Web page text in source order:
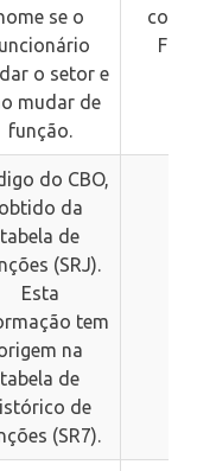
se o
o setor e
mudar de
função.
do CBO,
obtido da
tabela de
(SRJ).
Esta
tem
na
tabela de
de
(SR7).